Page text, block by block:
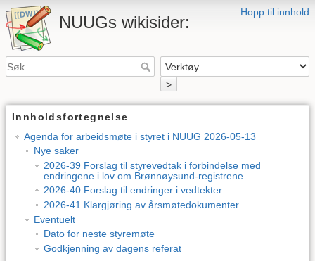
Hopp til innhold
NUUGs wikisider:
>
Innholdsfortegnelse
Agenda for arbeidsmøte i styret i NUUG 2026-05-13
Nye saker
2026-39 Forslag til styrevedtak i forbindelse med
endringene i lov om Brønnøysund-registrene
2026-40 Forslag til endringer i vedtekter
2026-41 Klargjøring av årsmøtedokumenter
Eventuelt
Dato for neste styremøte
Godkjenning av dagens referat